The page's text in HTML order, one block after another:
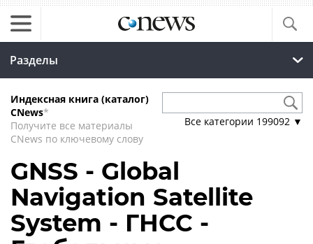
Разделы
Индексная книга (каталог)
CNews*
Получите все материалы
CNews по ключевому слову
Все категории 199092 ▼
GNSS - Global
Navigation Satellite
System - ГНСС -